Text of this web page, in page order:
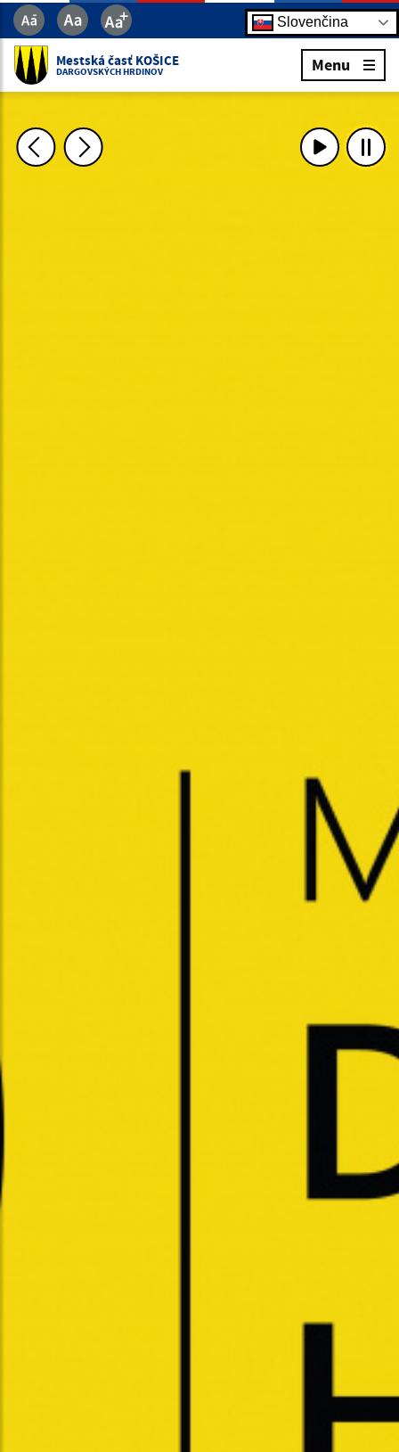
Slovenčina
Mestská časť KOŠICE
DARGOVSKÝCH HRDINOV Menu